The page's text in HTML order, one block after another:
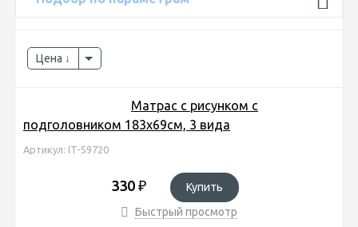
Цена
Матрас с рисунком с
подголовником 183х69см, 3 вида
Артикул: IT-59720
330 ₽
Купить
Быстрый просмотр